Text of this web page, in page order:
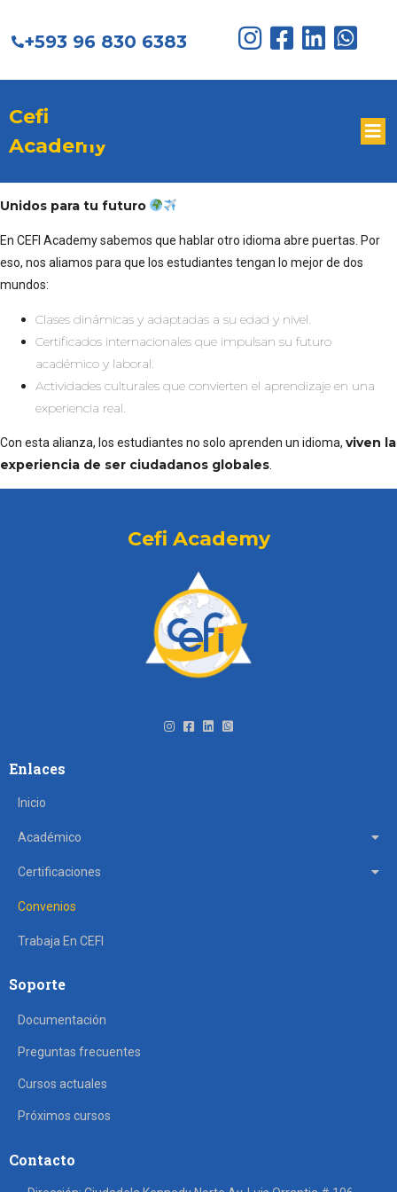
+593 96 830 6383
Cefi
Academy
Unidos para tu futuro
En CEFI Academy sabemos que hablar otro idioma abre puertas. Por
eso, nos aliamos para que los estudiantes tengan lo mejor de dos
mundos:
Clases dinámicas y adaptadas a su edad y nivel.
Certificados internacionales que impulsan su futuro
académico y laboral.
Actividades culturales que convierten el aprendizaje en una
experiencia real.
Con esta alianza, los estudiantes no solo aprenden un idioma, viven la
experiencia de ser ciudadanos globales
Cefi Academy
Enlaces
Inicio
Académico
Certificaciones
Convenios
Trabaja En CEFI
Soporte
Documentación
Preguntas frecuentes
Cursos actuales
Próximos cursos
Contacto